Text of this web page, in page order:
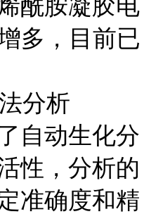
酰胺凝胶电
多，目前已
分析
自动生化分
性，分析的
准确度和精